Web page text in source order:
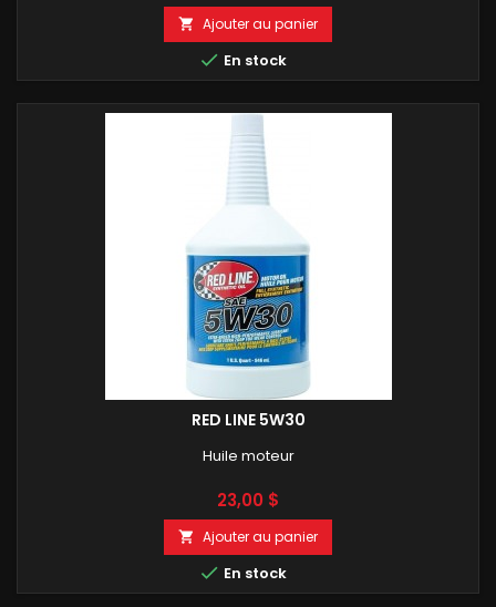
 Ajouter au panier
 En stock
RED LINE 5W30
Huile moteur
Prix
23,00 $
 Ajouter au panier
 En stock